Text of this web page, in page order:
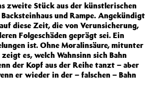
zweite Stück aus der künstlerischen
und Rampe. Angekündigt
diese Zeit, die von Verunsicherung,
Folgeschäden geprägt sei. Ein
ist. Ohne Moralinsäure, mitunter
es, welch Wahnsinn sich Bahn
der Kopf aus der Reihe tanzt – aber
er wieder in der – falschen – Bahn